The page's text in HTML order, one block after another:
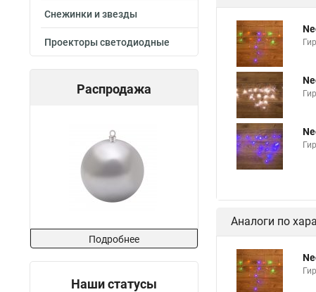
Снежинки и звезды
Проекторы светодиодные
Распродажа
Подробнее
Наши статусы
Аналоги по